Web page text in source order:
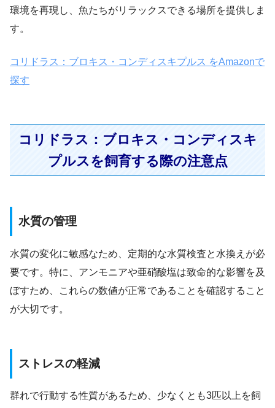
環境を再現し、魚たちがリラックスできる場所を提供しま
す。
コリドラス：ブロキス・コンディスキプルス をAmazonで
探す
コリドラス：ブロキス・コンディスキ
プルスを飼育する際の注意点
水質の管理
水質の変化に敏感なため、定期的な水質検査と水換えが必
要です。特に、アンモニアや亜硝酸塩は致命的な影響を及
ぼすため、これらの数値が正常であることを確認すること
が大切です。
ストレスの軽減
群れで行動する性質があるため、少なくとも3匹以上を飼